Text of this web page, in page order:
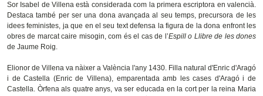
Sor Isabel de Villena està considerada com la primera escriptora en valencià.
Destaca també per ser una dona avançada al seu temps, precursora de les
idees feministes, ja que en el seu text defensa la figura de la dona enfront les
obres de marcat caire misogin, com és el cas de l’Espill o Llibre de les dones
de Jaume Roig.
Elionor de Villena va nàixer a València l'any 1430. Filla natural d'Enric d'Aragó
i de Castella (Enric de Villena), emparentada amb les cases d'Aragó i de
Castella. Òrfena als quatre anys, va ser educada en la cort per la reina Maria